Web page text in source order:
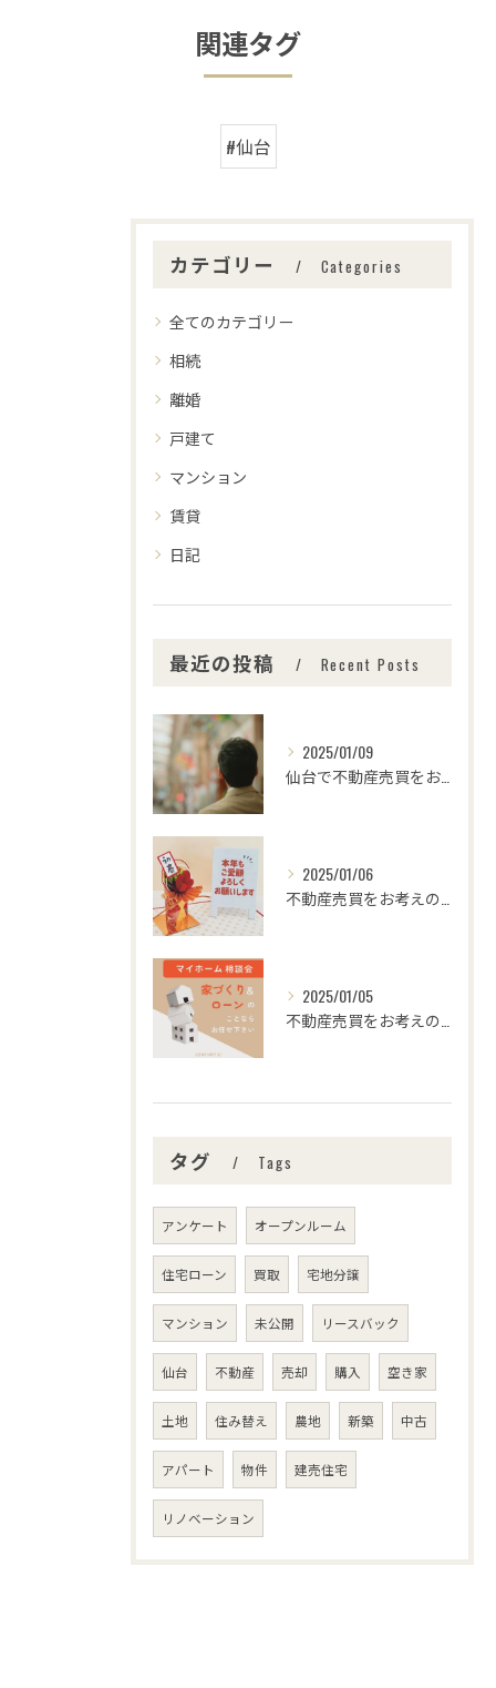
関連タグ
#仙台
カテゴリー Categories
全てのカテゴリー
相続
離婚
戸建て
マンション
賃貸
日記
最近の投稿 Recent Posts
2025/01/09
2025/01/06
2025/01/05
タグ Tags
アンケート オープンルーム
住宅ローン 買取 宅地分譲
マンション 未公開 リースバック
仙台 不動産 売却 購入 空き家
土地 住み替え 農地 新築 中古
アパート 物件 建売住宅
リノベーション